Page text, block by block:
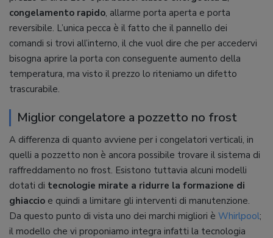
congelamento rapido, allarme porta aperta e porta
reversibile. L’unica pecca è il fatto che il pannello dei
comandi si trovi all’interno, il che vuol dire che per accedervi
bisogna aprire la porta con conseguente aumento della
temperatura, ma visto il prezzo lo riteniamo un difetto
trascurabile.
Miglior congelatore a pozzetto no frost
A differenza di quanto avviene per i congelatori verticali, in
quelli a pozzetto non è ancora possibile trovare il sistema di
raffreddamento no frost. Esistono tuttavia alcuni modelli
dotati di tecnologie mirate a ridurre la formazione di
ghiaccio e quindi a limitare gli interventi di manutenzione.
Da questo punto di vista uno dei marchi migliori è Whirlpool;
il modello che vi proponiamo integra infatti la tecnologia